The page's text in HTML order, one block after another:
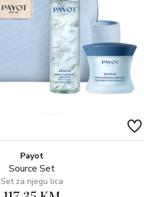
Payot
Source Set
Set za njegu lica